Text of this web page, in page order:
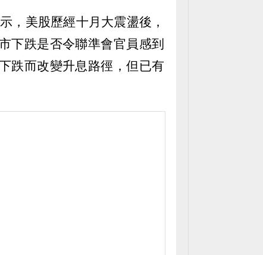
，美股歷經十月大震盪後，
下跌是否令聯準會官員感到
跌而改變升息路徑，但已有